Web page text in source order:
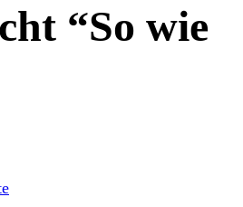
“So wie